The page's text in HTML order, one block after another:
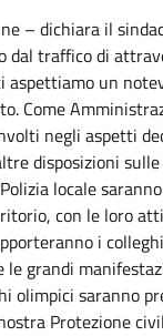
– dichiara il
dal traffico di
aspettiamo un
Come
negli aspetti
disposizioni
locale
con le loro
i
le grandi
olimpici saranno
Protezione